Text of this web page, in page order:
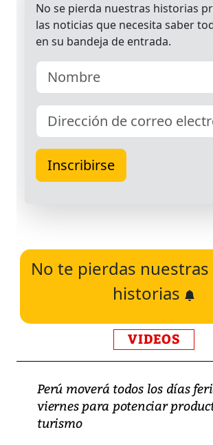
No te pierdas
historias
VIDEOS
Perú moverá todos los días
viernes para potenciar
turismo